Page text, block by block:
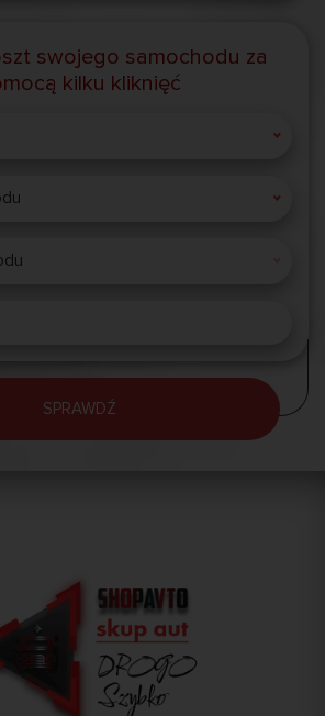
swojego samochodu za
kilku kliknięć
SPRAWDŹ